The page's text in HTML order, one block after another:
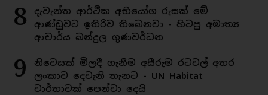
8
දැවැන්ත ආර්ථික අභියෝග රුසක් මේ
ආණ්ඩුවට ඉතිරිව තිබෙනවා - හිටපු අමාත්‍ය
ආචාර්ය බන්දුල ගුණවර්ධන
9
නිවෙසක් මිලදී ගැනීම අසීරුම රටවල් අතර
ලංකාව දෙවැනි තැනට - UN Habitat
වාර්තාවක් පෙන්වා දෙයි